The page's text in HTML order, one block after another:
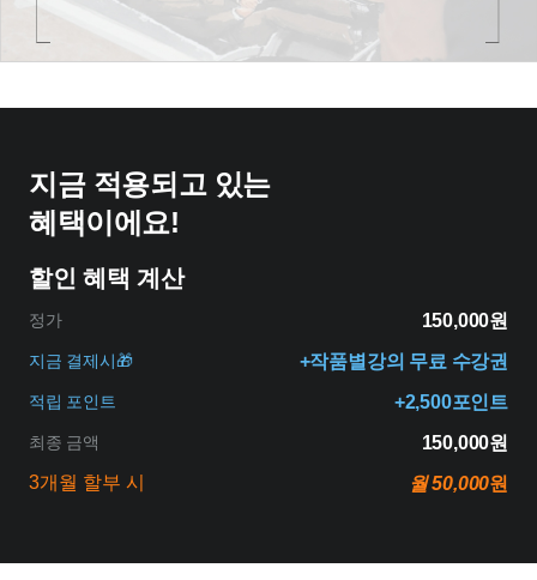
지금 적용되고 있는
혜택이에요!
할인 혜택 계산
정가 150,000원
지금 결제시🎁 +작품별강의 무료 수강권
적립 포인트 +2,500포인트
최종 금액
150,000원
3개월 할부 시
월 50,000원